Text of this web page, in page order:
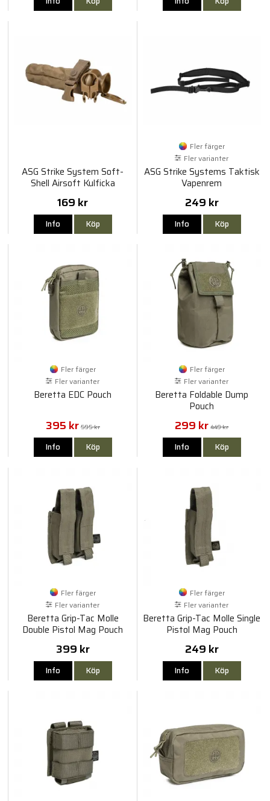
ASG Strike System Soft-
Shell Airsoft Kulficka
169 kr
Info Köp
Fler färger
Fler varianter
ASG Strike Systems Taktisk
Vapenrem
249 kr
Info Köp
Fler färger
Fler varianter
Beretta EDC Pouch
395 kr 595 kr
Info Köp
Fler färger
Fler varianter
Beretta Foldable Dump
Pouch
299 kr 449 kr
Info Köp
Fler färger
Fler varianter
Beretta Grip-Tac Molle
Double Pistol Mag Pouch
399 kr
Info Köp
Fler färger
Fler varianter
Beretta Grip-Tac Molle Single
Pistol Mag Pouch
249 kr
Info Köp